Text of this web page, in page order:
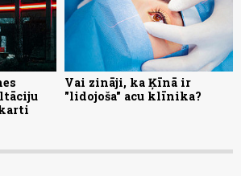
Vai zināji, ka Ķīnā ir
"lidojoša" acu klīnika?